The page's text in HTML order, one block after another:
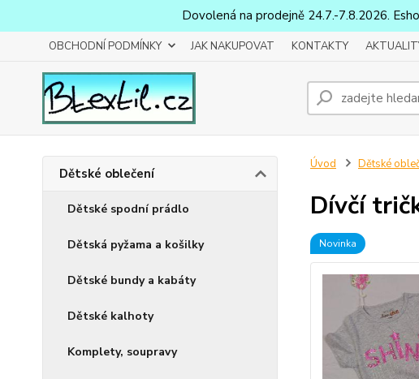
Dovolená na prodejně 24.7.-7.8.2026.
OBCHODNÍ PODMÍNKY JAK NAKUPOVAT KONTAKTY
Dětské oblečení
Dětské spodní prádlo
Dětská pyžama a košilky
Dětské bundy a kabáty
Dětské kalhoty
Komplety, soupravy
Úvod Dětské
Dívčí
Novinka